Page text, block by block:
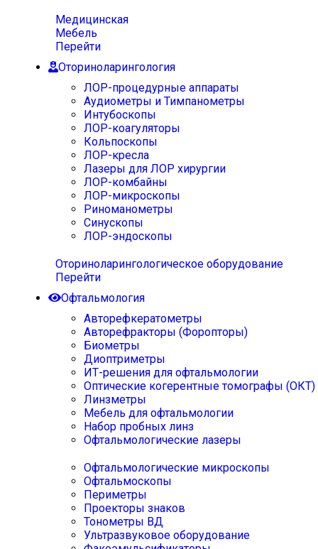
Медицинская
Мебель
Перейти
Оториноларингология
ЛОР-процедурные аппараты
Аудиометры и Тимпанометры
Интубоскопы
ЛОР-коагуляторы
Кольпоскопы
ЛОР-кресла
Лазеры для ЛОР хирургии
ЛОР-комбайны
ЛОР-микроскопы
Риноманометры
Синускопы
ЛОР-эндоскопы
Оториноларингологическое оборудование
Перейти
Офтальмология
Авторефкератометры
Авторефракторы (Форопторы)
Биометры
Диоптриметры
ИТ-решения для офтальмологии
Оптические когерентные томографы (ОКТ)
Линзметры
Мебель для офтальмологии
Набор пробных линз
Офтальмологические лазеры
Офтальмологические микроскопы
Офтальмоскопы
Периметры
Проекторы знаков
Тонометры ВД
Ультразвуковое оборудование